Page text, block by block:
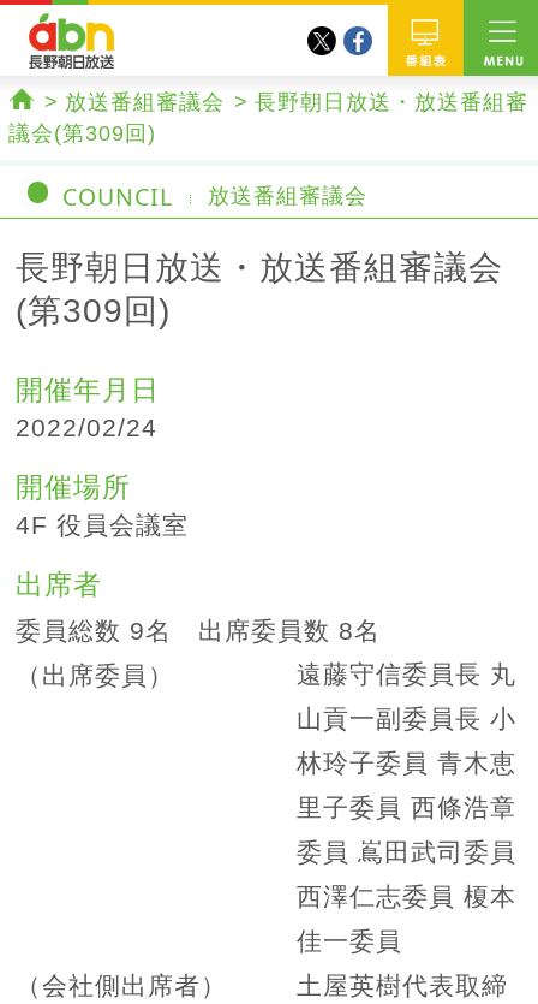
番組
twitterfacebook
ホーム
放送番組審議会
長野朝日放送・放送番組審
議会(第309回)
COUNCIL 放送番組審議会
長野朝日放送・放送番組審議会
(第309回)
開催年月日
2022/02/24
開催場所
4F 役員会議室
出席者
委員総数 9名 出席委員数 8名
（出席委員）
遠藤守信委員長 丸
山貢一副委員長 小
林玲子委員 青木恵
里子委員 西條浩章
委員 嶌田武司委員
西澤仁志委員 榎本
佳一委員
（会社側出席者）
土屋英樹代表取締